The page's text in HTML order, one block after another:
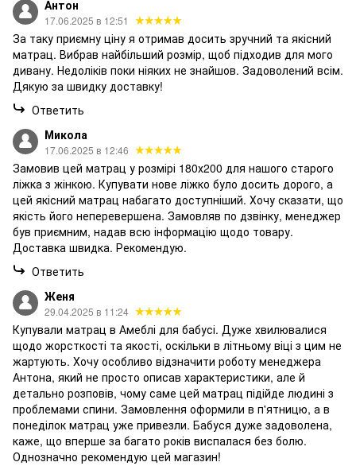
Антон
17.06.2025 в 12:51
За таку приємну ціну я отримав досить зручний та якісний
матрац. Вибрав найбільший розмір, щоб підходив для мого
дивану. Недоліків поки ніяких не знайшов. Задоволений всім.
Дякую за швидку доставку!
Ответить
Микола
17.06.2025 в 12:46
Замовив цей матрац у розмірі 180х200 для нашого старого
ліжка з жінкою. Купувати нове ліжко було досить дорого, а
цей якісний матрац набагато доступніший. Хочу сказати, що
якість його неперевершена. Замовляв по дзвінку, менеджер
був приємним, надав всю інформацію щодо товару.
Доставка швидка. Рекомендую.
Ответить
Женя
29.04.2025 в 11:24
Купували матрац в Амеблі для бабусі. Дуже хвилювалися
щодо жорсткості та якості, оскільки в літньому віці з цим не
жартують. Хочу особливо відзначити роботу менеджера
Антона, який не просто описав характеристики, але й
детально розповів, чому саме цей матрац підійде людині з
проблемами спини. Замовлення оформили в п'ятницю, а в
понеділок матрац уже привезли. Бабуся дуже задоволена,
каже, що вперше за багато років виспалася без болю.
Однозначно рекомендую цей магазин!